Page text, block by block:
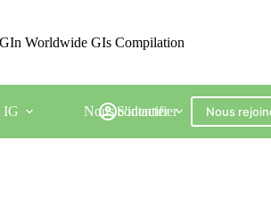
Worldwide GIs Compilation
IG Nous contacter
S'identifier Nous